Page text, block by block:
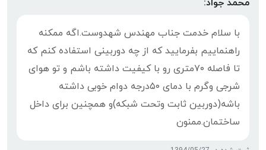
محمد جواد:
با سلام خدمت جناب مهندس شهدوست.اگه ممکنه
راهنماییم بفرمایید که از چه دوربینی استفاده کنم که
تا فاصله ۷۰متری رو با کیفیت داشته باشم و تو هوای
شرجی وگرم با دمای ۵۰درجه دوام خوبی داشته
باشه(دوربین ثابت وتحت شبکه)و همچنین برای داخل
ساختمان.ممنون